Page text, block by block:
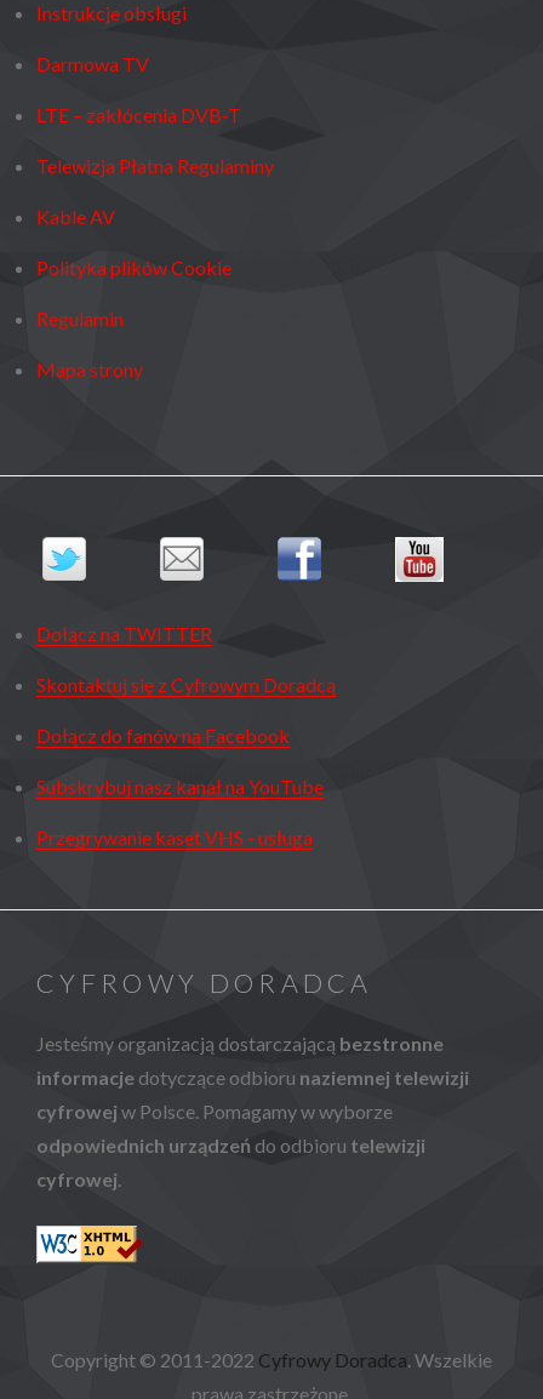
Instrukcje obsługi
Darmowa TV
LTE – zakłócenia DVB-T
Telewizja Płatna Regulaminy
Kable AV
Polityka plików Cookie
Regulamin
Mapa strony
Dołącz na TWITTER
Skontaktuj się z Cyfrowym Doradcą
Dołącz do fanów na Facebook
Subskrybuj nasz kanał na YouTube
Przegrywanie kaset VHS - usługa
CYFROWY DORADCA
Jesteśmy organizacją dostarczającą bezstronne
informacje dotyczące odbioru naziemnej telewizji
cyfrowej w Polsce. Pomagamy w wyborze
odpowiednich urządzeń do odbioru telewizji
cyfrowej
Copyright © 2011-2022 Cyfrowy Doradca . Wszelkie
prawa zastrzeżone.